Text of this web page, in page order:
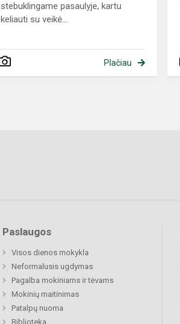
stebuklingame pasaulyje, kartu
keliauti su veikė...
Plačiau
Paslaugos
Visos dienos mokykla
Neformalusis ugdymas
Pagalba mokiniams ir tėvams
Mokinių maitinimas
Patalpų nuoma
Biblioteka